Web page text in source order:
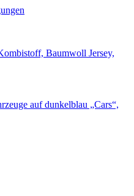
Baumwoll Jersey,
auf dunkelblau „Cars“,